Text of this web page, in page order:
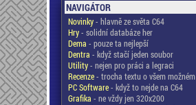
NAVIGÁTOR
Novinky- hlavně ze světa C64
Hry- solidní databáze her
Dema - pouze ta nejlepší
Dentra - když stačí jeden soubor
Utility- nejen pro práci a legraci
Recenze- trocha textu o všem možném
PC Software- když to nejde na C64
Grafika - ne vždy jen 320x200